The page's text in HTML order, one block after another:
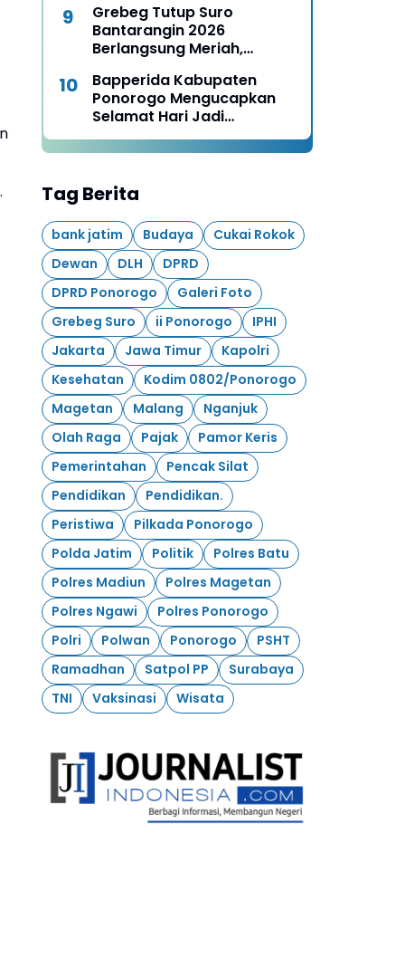
Langsung Pesan untuk 13
Ribu Hektare
Grebeg Tutup Suro
Bantarangin 2026
Berlangsung Meriah,
Sejarah dan Budaya
Ponorogo
Bapperida Kabupaten
Ponorogo Mengucapkan
Selamat Hari Jadi
530, 11 Agustus 1496 - 11
Tag Berita
bank jatim Budaya
Cukai Rokok
Dewan
DLH
DPRD
DPRD Ponorogo
Galeri Foto
Grebeg Suro
ii Ponorogo
IPHI
Jakarta
Jawa Timur
Kapolri
Kesehatan
Kodim 0802/Ponorogo
Magetan
Malang
Nganjuk
Olah Raga
Pajak
Pamor Keris
Pemerintahan
Pencak Silat
Pendidikan
Pendidikan.
Peristiwa
Pilkada Ponorogo
Polda Jatim
Politik
Polres Batu
Polres Madiun
Polres Magetan
Polres Ngawi
Polres Ponorogo
Polri
Polwan Ponorogo
PSHT
Ramadhan
Satpol PP
Surabaya
TNI
Vaksinasi Wisata